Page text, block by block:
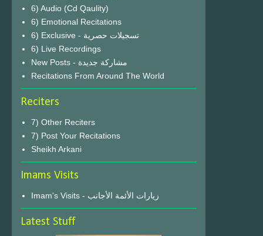
6) Audio (Cd Qaulity)
6) Emotional Recitations
6) Exclusive - تسجيلات حصرية
6) Live Recordings
New Posts - مشاركة جديدة
Recitations From Around The World
Reciters
7) Other Reciters
7) Post Your Recitations
Sheikh Arkani
Imams Visits
Imam's Visits - زيارات الأئمة الأجانب
Latest Stuff